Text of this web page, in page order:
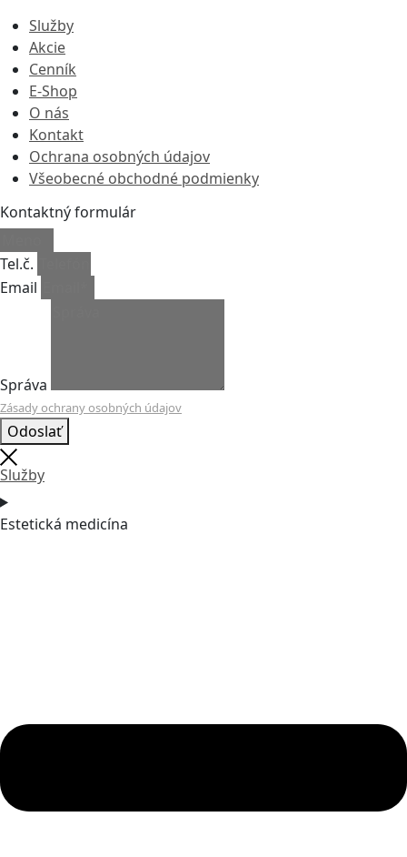
Služby
Akcie
Cenník
E-Shop
O nás
Kontakt
Ochrana osobných údajov
Všeobecné obchodné podmienky
Kontaktný formulár
Tel.č.
Email
Správa
Zásady ochrany osobných údajov
Odoslať
Služby
Estetická medicína